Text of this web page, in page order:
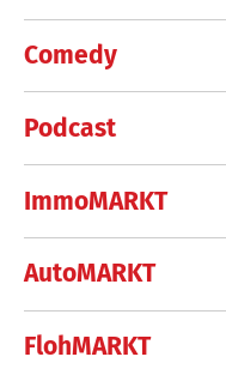
Comedy
Podcast
ImmoMARKT
AutoMARKT
FlohMARKT